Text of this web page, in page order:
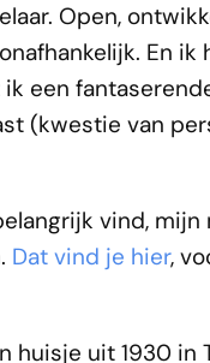
Open,
En
een
(kwestie van
vind,
Dat vind je hier,
huisje uit 1930